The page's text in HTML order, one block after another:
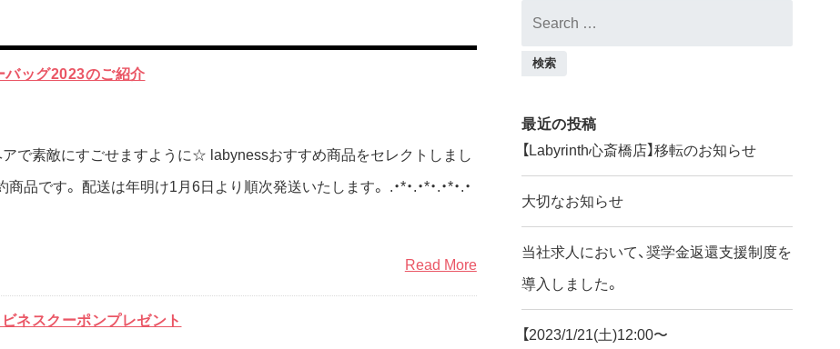
バッグ2023のご紹介
で素敵にすごせますように☆ labynessおすすめ商品をセレクトしまし
品です。 配送は年明け1月6日より順次発送いたします。 .・*・.・*・.・*・.・
Read More
ビネスクーポンプレゼント
最近の投稿
【Labyrinth心斎橋店】移転のお知らせ
大切なお知らせ
当社求人において、奨学金返還支援制度を
導入しました。
【2023/1/21(土)12:00〜